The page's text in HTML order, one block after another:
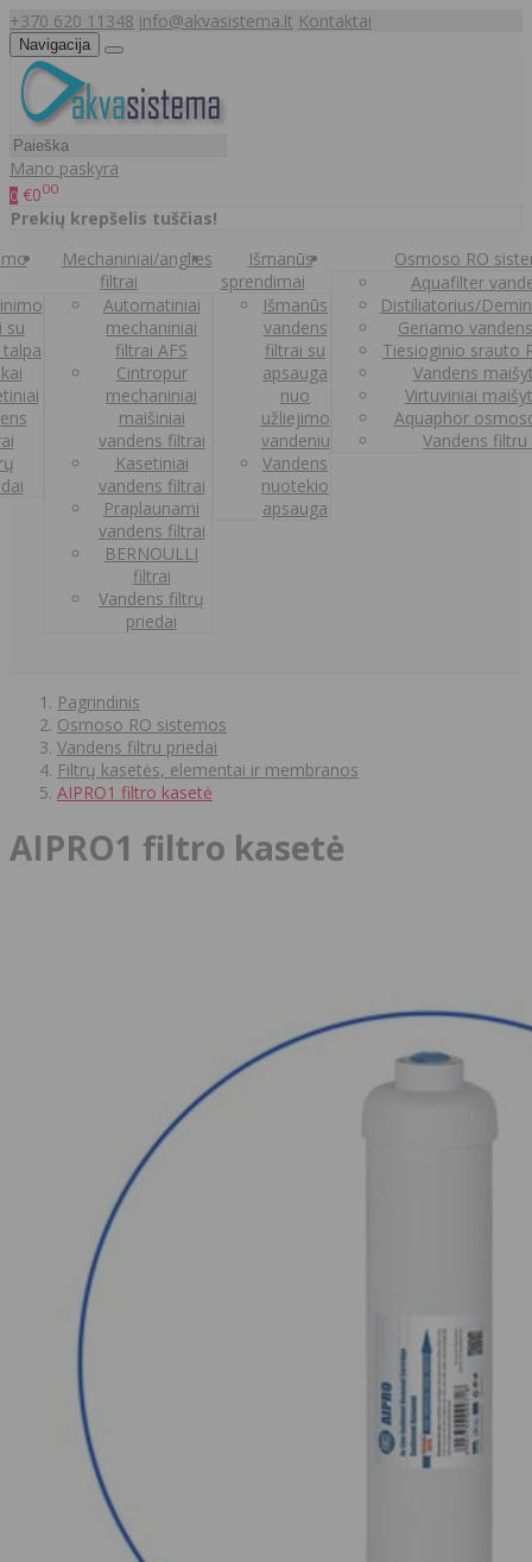
+370 620 11348 info@akvasistema.lt Kontaktai
Navigacija
Mano paskyra
0 €000
Prekių krepšelis tuščias!
su
Mechaniniai/anglies
filtrai
Automatiniai
mechaniniai
filtrai AFS
Cintropur
mechaniniai
maišiniai
vandens filtrai
Kasetiniai
vandens filtrai
Praplaunami
vandens filtrai
BERNOULLI
filtrai
Vandens filtrų
priedai
Išmanūs
sprendimai
Išmanūs
vandens
filtrai su
apsauga
nuo
užliejimo
vandeniu
Vandens
nuotekio
apsauga
Osmoso RO
Aquafilter
Distiliatorius/
Geriamo
Tiesioginio srauto
Vandens
Virtuviniai
Aquaphor
Vandens filtru
Pagrindinis
Osmoso RO sistemos
Vandens filtru priedai
Filtrų kasetės, elementai ir membranos
AIPRO1 filtro kasetė
AIPRO1 filtro kasetė